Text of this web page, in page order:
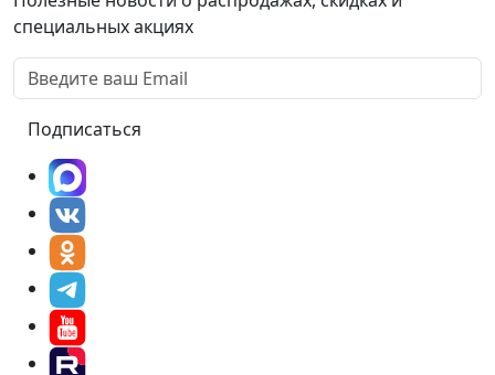
специальных акциях
Подписаться